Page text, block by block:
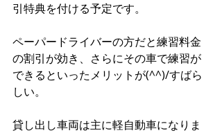
引特典を付ける予定です。
ペーパードライバーの方だと練習料金
の割引が効き、さらにその車で練習が
できるといったメリットが(^^)/すばら
しい。
貸し出し車両は主に軽自動車になりま